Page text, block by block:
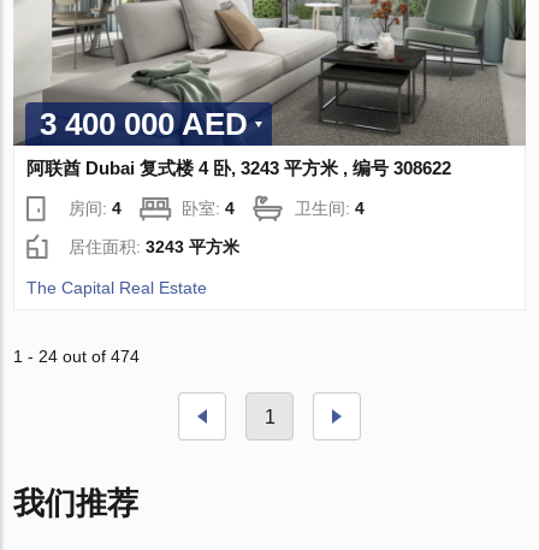
3 400 000 AED
阿联酋 Dubai 复式楼 4 卧, 3243 平方米 , 编号 308622
房间:4 卧室:4 卫生间:4
居住面积:3243 平方米
The Capital Real Estate
1 - 24 out of 474
1
我们推荐